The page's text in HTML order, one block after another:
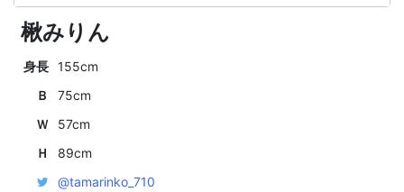
楸みりん
身長 155cm
Ｂ
75cm
Ｗ
57cm
Ｈ
89cm
@tamarinko_710